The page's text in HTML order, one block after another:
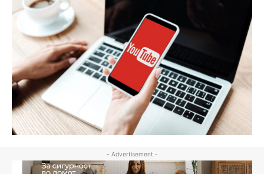
- Advertisement -